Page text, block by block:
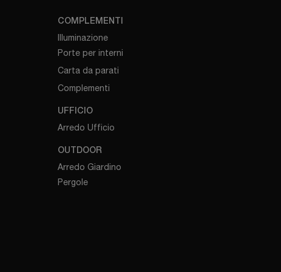
COMPLEMENTI
Illuminazione
Porte per interni
Carta da parati
Complementi
UFFICIO
Arredo Ufficio
OUTDOOR
Arredo Giardino
Pergole